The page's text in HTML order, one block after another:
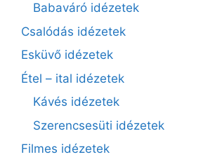
Babaváró idézetek
Csalódás idézetek
Esküvő idézetek
Étel – ital idézetek
Kávés idézetek
Szerencsesüti idézetek
Filmes idézetek